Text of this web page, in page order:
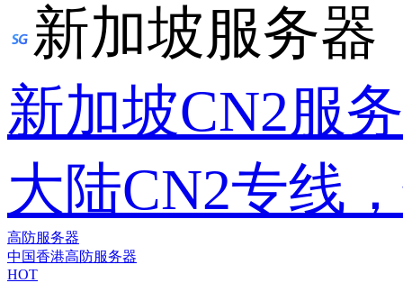
新加坡服务器
新加坡CN2服
大陆CN2专线
高防服务器
中国香港高防服务器
HOT